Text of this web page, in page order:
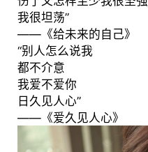
我很坦荡”
——《给未来的自己》
“别人怎么说我
都不介意
我爱不爱你
日久见人心”
——《爱久见人心》